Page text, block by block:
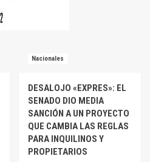
Nacionales
DESALOJO «EXPRES»: EL
SENADO DIO MEDIA
SANCIÓN A UN PROYECTO
QUE CAMBIA LAS REGLAS
PARA INQUILINOS Y
PROPIETARIOS